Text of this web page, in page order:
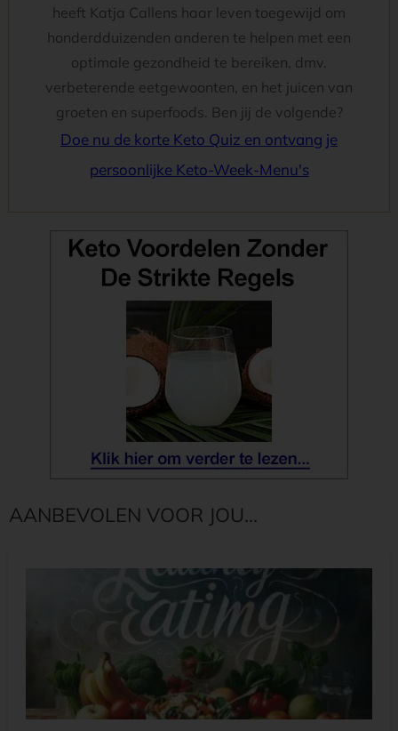
heeft Katja Callens haar leven toegewijd om
honderdduizenden anderen te helpen met een
optimale gezondheid te bereiken, dmv.
verbeterende eetgewoonten, en het juicen van
groeten en superfoods. Ben jij de volgende?
Doe nu de korte Keto Quiz en ontvang je
persoonlijke Keto-Week-Menu's
AANBEVOLEN VOOR JOU...